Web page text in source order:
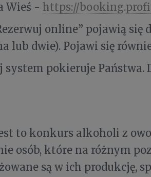
Wieś - https://
online” pojawią się
lub dwie). Pojawi się
system pokieruje Państwa.
to konkurs alkoholi z
osób, które na różnym
są w ich produkcję,